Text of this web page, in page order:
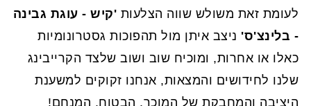
לעומת זאת משולש שווה הצלעות 'קיש - עוגת גבינה
- בלינצ'ס' ניצב איתן מול תהפוכות גסטרונומיות
כאלו או אחרות, ומוכיח שוב ושוב שלצד הקרייבינג
שלנו לחידושים והמצאות, אנחנו זקוקים למשענת
היציבה והמחבקת של המוכר, הבטוח, המנחם!